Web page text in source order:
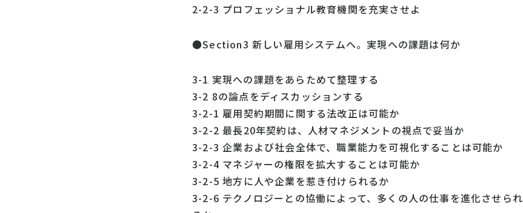
2-2-3 プロフェッショナル教育機関を充実させよ
●Section3 新しい雇用システムヘ。実現への課題は何か
3-1 実現への課題をあらためて整理する
3-2 8の論点をディスカッションする
3-2-1 雇用契約期間に関する法改正は可能か
3-2-2 最長20年契約は、人材マネジメントの視点で妥当か
3-2-3 企業および社会全体で、職業能力を可視化することは可能か
3-2-4 マネジャーの権限を拡大することは可能か
3-2-5 地方に人や企業を惹き付けられるか
3-2-6 テクノロジーとの協働によって、多くの人の仕事を進化させられ